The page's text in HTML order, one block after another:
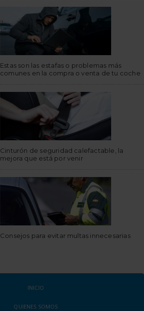
Estas son las estafas o problemas más
comunes en la compra o venta de tu coche
Cinturón de seguridad calefactable, la
mejora que está por venir
Consejos para evitar multas innecesarias
INICIO
QUIENES SOMOS